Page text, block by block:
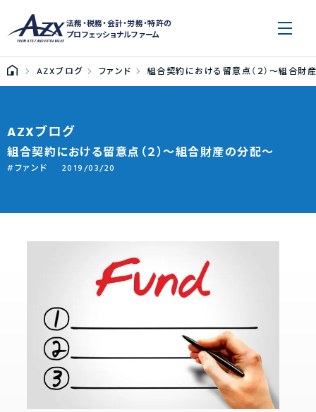
法務・税務・会計・労務・特許の
プロフェッショナルファーム
AZXブログ ファンド 組合契約における留意点（２）～組合財
AZXブログ
組合契約における留意点（２）～組合財産の分配～
ファンド 2019/03/20